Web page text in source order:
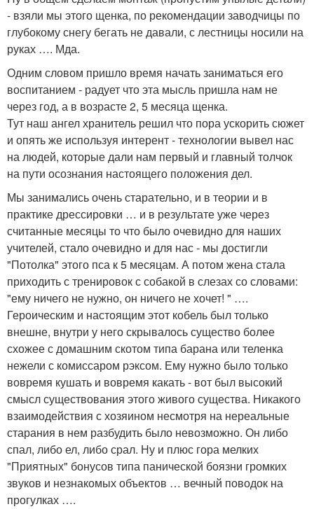
- взяли мы этого щенка, по рекомендации заводчицы по
глубокому снегу бегать не давали, с лестницы носили на
руках …. Мда.
Одним словом пришло время начать заниматься его
воспитанием - радует что эта мысль пришла нам не
через год, а в возрасте 2, 5 месяца щенка.
Тут наш ангел хранитель решил что пора ускорить сюжет
и опять же используя интерент - технологии вывел нас
на людей, которые дали нам первый и главный толчок
на пути осознания настоящего положения дел.
Мы занимались очень старательно, и в теории и в
практике дрессировки … и в результате уже через
считанные месяцы то что было очевидно для наших
учителей, стало очевидно и для нас - мы достигли
"Потолка" этого пса к 5 месяцам. А потом жена стала
приходить с тренировок с собакой в слезах со словами:
"ему ничего не нужно, он ничего не хочет! " ….
Героическим и настоящим этот кобель был только
внешне, внутри у него скрывалось существо более
схожее с домашним скотом типа барана или теленка
нежели с комиссаром рэксом. Ему нужно было только
вовремя кушать и вовремя какать - вот был высокий
смысл существования этого живого существа. Никакого
взаимодействия с хозяином несмотря на нереальные
старания в нем разбудить было невозможно. Он либо
спал, либо ел, либо срал. Ну и плюс гора мелких
"Приятных" бонусов типа панической боязни громких
звуков и незнакомых объектов … вечный поводок на
прогулках ….